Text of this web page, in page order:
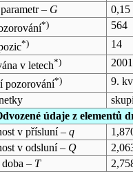
– G
0,15
*)
564
*)
14
v letech*)
pozorování*)
9.
údaje z elementů
v přísluní – q
v odsluní – Q
– T